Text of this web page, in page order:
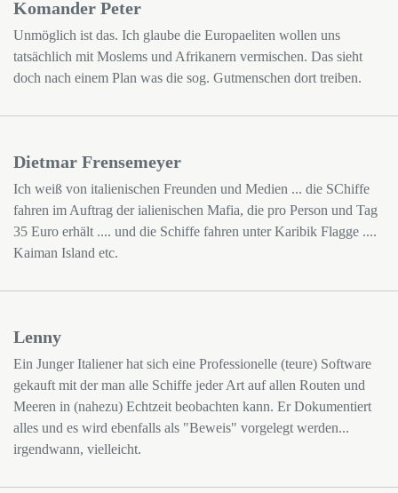
Komander Peter
Unmöglich ist das. Ich glaube die Europaeliten wollen uns
tatsächlich mit Moslems und Afrikanern vermischen. Das sieht
doch nach einem Plan was die sog. Gutmenschen dort treiben.
Dietmar Frensemeyer
Ich weiß von italienischen Freunden und Medien ... die SChiffe
fahren im Auftrag der ialienischen Mafia, die pro Person und Tag
35 Euro erhält .... und die Schiffe fahren unter Karibik Flagge ....
Kaiman Island etc.
Lenny
Ein Junger Italiener hat sich eine Professionelle (teure) Software
gekauft mit der man alle Schiffe jeder Art auf allen Routen und
Meeren in (nahezu) Echtzeit beobachten kann. Er Dokumentiert
alles und es wird ebenfalls als "Beweis" vorgelegt werden...
irgendwann, vielleicht.